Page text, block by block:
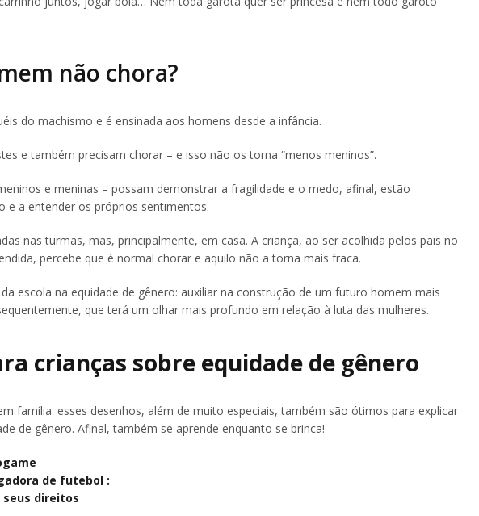
não chora?
do machismo e é ensinada aos homens desde a infância.
e também precisam chorar – e isso não os torna “menos meninos”.
e meninas – possam demonstrar a fragilidade e o medo, afinal, estão
e a entender os próprios sentimentos.
nas turmas, mas, principalmente, em casa. A criança, ao ser acolhida pelos pais no
percebe que é normal chorar e aquilo não a torna mais fraca.
escola na equidade de gênero: auxiliar na construção de um futuro homem mais
que terá um olhar mais profundo em relação à luta das mulheres.
crianças sobre equidade de gênero
família: esses desenhos, além de muito especiais, também são ótimos para explicar
de gênero. Afinal, também se aprende enquanto se brinca!
de futebol :
direitos